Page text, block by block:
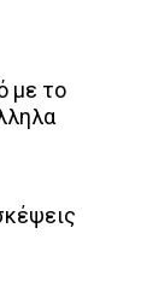
με το